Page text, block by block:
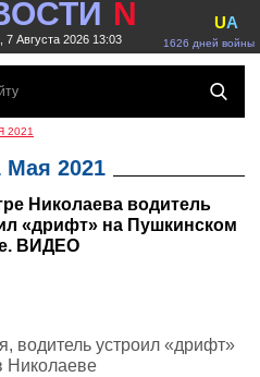
N
7 Августа 2026 13:03 1626 дней войны
UA
2021
Мая 2021
Николаева водитель
«дрифт» на Пушкинском
ВИДЕО
водитель устроил «дрифт»
Николаеве